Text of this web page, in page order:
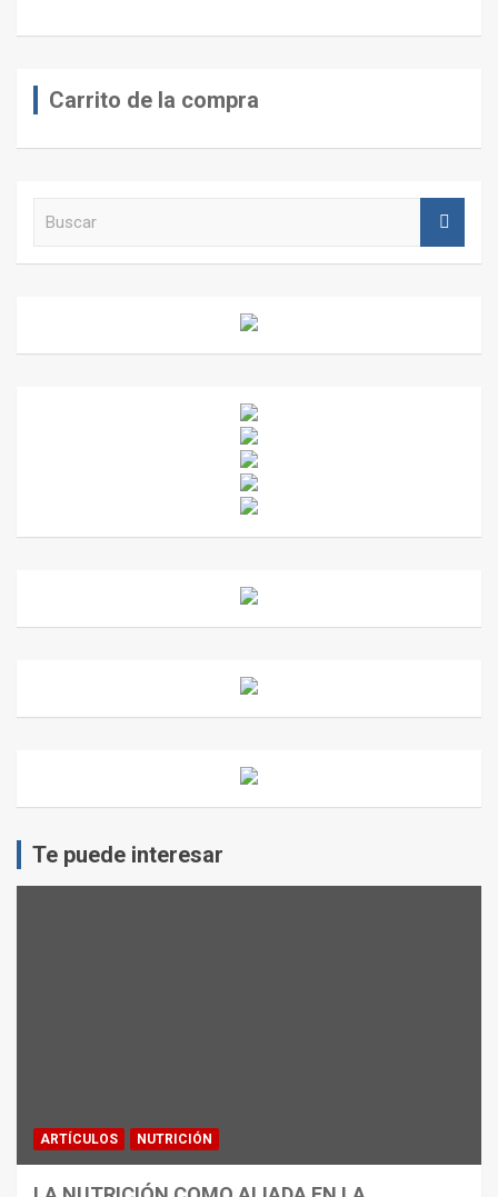
Carrito de la compra
Te puede interesar
ARTÍCULOS NUTRICIÓN